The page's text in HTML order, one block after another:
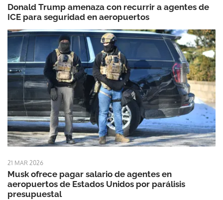
Donald Trump amenaza con recurrir a agentes de
ICE para seguridad en aeropuertos
21 MAR 2026
Musk ofrece pagar salario de agentes en
aeropuertos de Estados Unidos por parálisis
presupuestal